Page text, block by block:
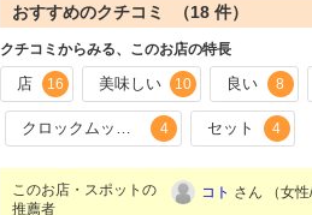
おすすめのクチコミ （18 件）
クチコミからみる、このお店の特長
店 16 美味しい 10 良い 8
クロックムッシュ 4 セット 4
このお店・スポットの
推薦者
コト さん （女